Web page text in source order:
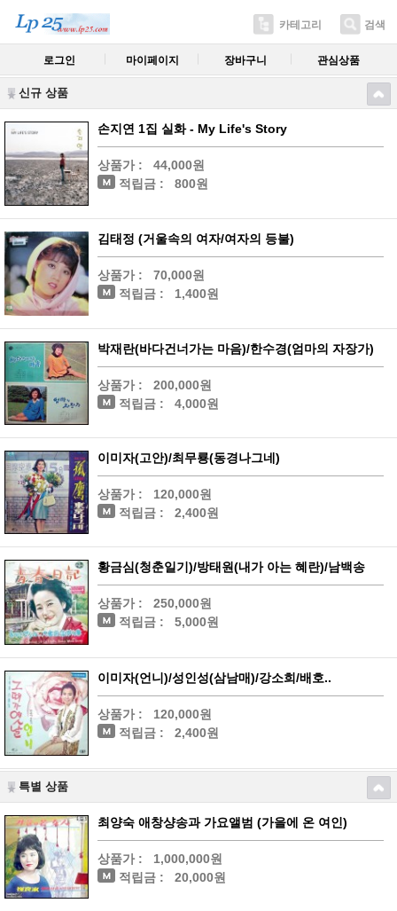
카테고리 검색
로그인 마이페이지 장바구니 관심상품
신규 상품
손지연 1집 실화 - My Life's Story
상품가 :
44,000원
적립금 :
800원
김태정 (거울속의 여자/여자의 등불)
상품가 :
70,000원
적립금 :
1,400원
박재란(바다건너가는 마음)/한수경(엄마의 자장가)
상품가 :
200,000원
적립금 :
4,000원
이미자(고안)/최무룡(동경나그네)
상품가 :
120,000원
적립금 :
2,400원
황금심(청춘일기)/방태원(내가 아는 혜란)/남백송
상품가 :
250,000원
적립금 :
5,000원
이미자(언니)/성인성(삼남매)/강소희/배호..
상품가 :
120,000원
적립금 :
2,400원
특별 상품
최양숙 애창샹송과 가요앨범 (가을에 온 여인)
상품가 :
1,000,000원
적립금 :
20,000원